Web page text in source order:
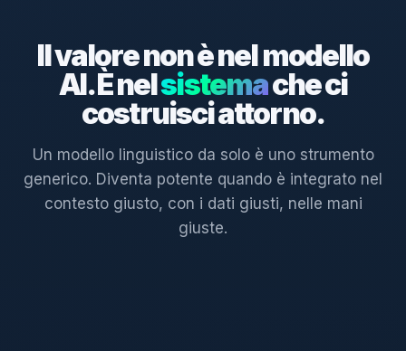
Il valore non è nel modello
AI. È nelsistemache ci
costruisci attorno.
Un modello linguistico da solo è uno strumento
generico. Diventa potente quando è integrato nel
contesto giusto, con i dati giusti, nelle mani
giuste.